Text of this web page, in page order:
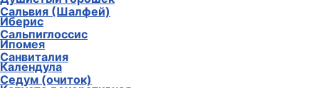
Сальвия (Шалфей)
Сальпиглоссис
Санвиталия
Седум (очиток)
Иберис
Ипомея
Календула